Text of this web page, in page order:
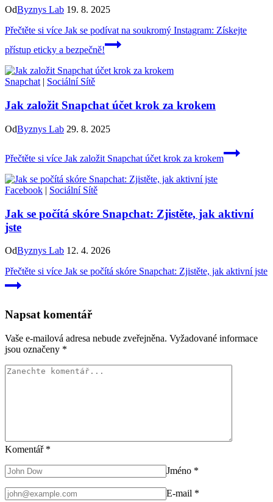
OdByznys Lab 19. 8. 2025
Přečtěte si více Jak se podívat na soukromý Instagram: Získejte
přístup eticky a bezpečně!
Snapchat| Sociální Sítě
Jak založit Snapchat účet krok za krokem
OdByznys Lab 29. 8. 2025
Přečtěte si více Jak založit Snapchat účet krok za krokem
Facebook | Sociální Sítě
Jak se počítá skóre Snapchat: Zjistěte, jak aktivní
jste
OdByznys Lab 12. 4. 2026
Přečtěte si více Jak se počítá skóre Snapchat: Zjistěte, jak aktivní jste
Napsat komentář
Vaše e-mailová adresa nebude zveřejněna. Vyžadované informace
jsou označeny *
Komentář *
Jméno *
E-mail *